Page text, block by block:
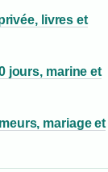
livres et
jours, marine et
mariage et